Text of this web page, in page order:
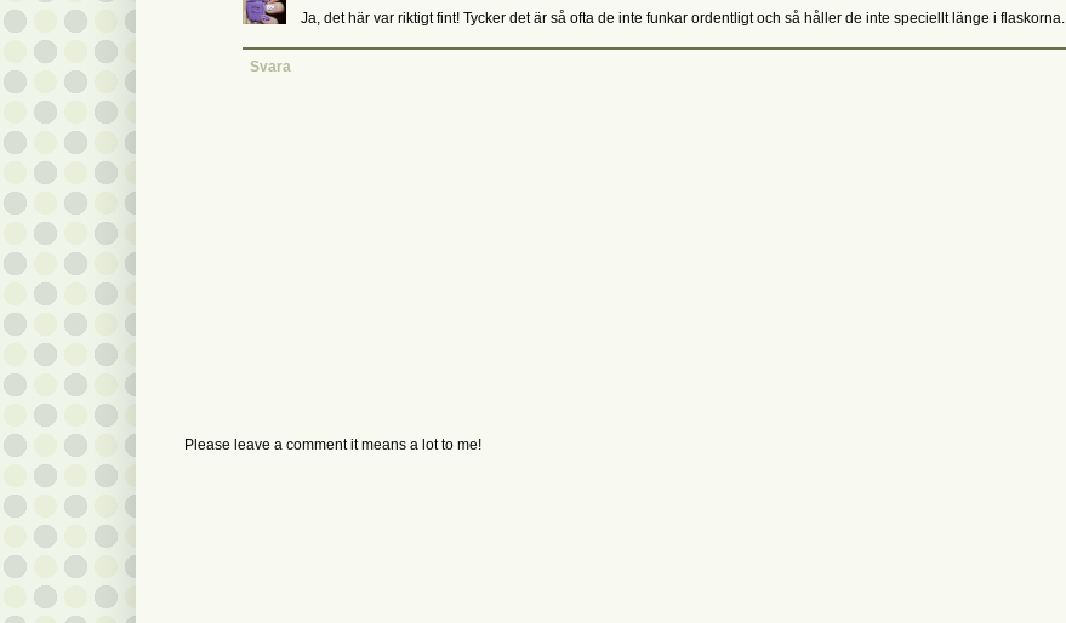
Ja, det här var riktigt fint! Tycker det är så ofta de inte funkar ordentligt och så håller de inte speciellt länge i flaskorna.
Svara
Please leave a comment it means a lot to me!